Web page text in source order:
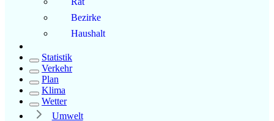
Bezirke
Haushalt
Statistik
Verkehr
Plan
Klima
Wetter
Umwelt